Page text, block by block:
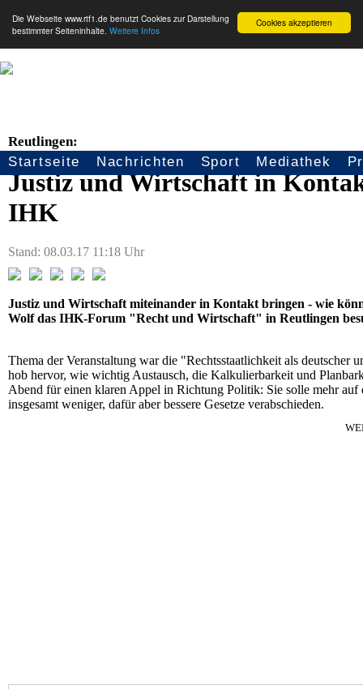
Cookies akzeptieren
Die Webseite www.rtf1.de benutzt Cookies zur Darstellung
bestimmter Seiteninhalte. Weitere Infos
Seitennavigation
Startseite Nachrichten Sport Mediathek
Reutlingen:
Justiz und Wirtschaft in
IHK
Stand: 08.03.17 11:18 Uhr
Justiz und Wirtschaft miteinander in Kontakt bringen - wie
Wolf das IHK-Forum "Recht und Wirtschaft" in Reutlingen
Thema der Veranstaltung war die "Rechtsstaatlichkeit als
hob hervor, wie wichtig Austausch, die Kalkulierbarkeit und
Abend für einen klaren Appel in Richtung Politik: Sie solle mehr auf
insgesamt weniger, dafür aber bessere Gesetze verabschieden.